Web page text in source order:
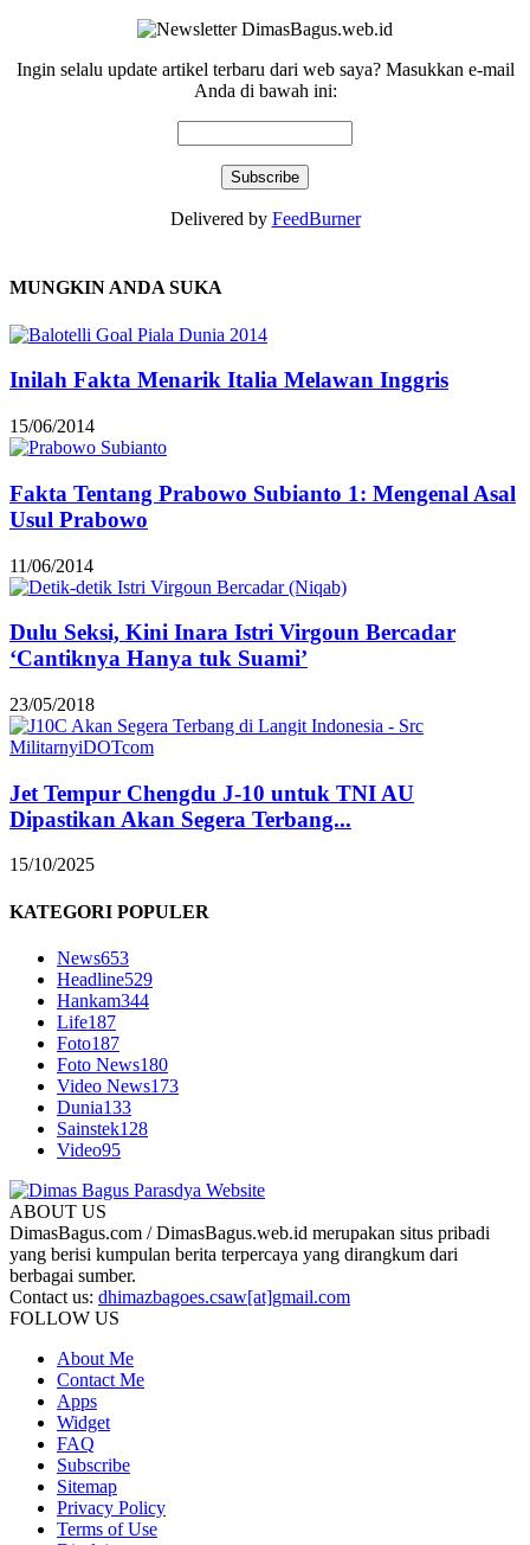
Ingin selalu update artikel terbaru dari web saya? Masukkan e-mail
Anda di bawah ini:
Delivered by FeedBurner
MUNGKIN ANDA SUKA
Inilah Fakta Menarik Italia Melawan Inggris
15/06/2014
Fakta Tentang Prabowo Subianto 1: Mengenal Asal
Usul Prabowo
11/06/2014
Dulu Seksi, Kini Inara Istri Virgoun Bercadar
‘Cantiknya Hanya tuk Suami’
23/05/2018
Jet Tempur Chengdu J-10 untuk TNI AU
Dipastikan Akan Segera Terbang...
15/10/2025
KATEGORI POPULER
News653
Headline529
Hankam344
Life187
Foto187
Foto News180
Video News173
Dunia133
Sainstek128
Video95
ABOUT US
DimasBagus.com / DimasBagus.web.id merupakan situs pribadi
yang berisi kumpulan berita terpercaya yang dirangkum dari
berbagai sumber.
Contact us: dhimazbagoes.csaw[at]gmail.com
FOLLOW US
About Me
Contact Me
Apps
Widget
FAQ
Subscribe
Sitemap
Privacy Policy
Terms of Use